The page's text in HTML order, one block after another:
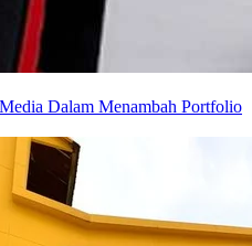
Dalam Menambah Portfolio